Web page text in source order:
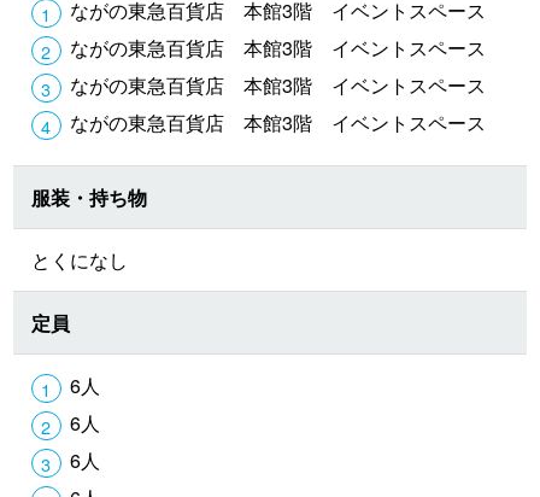
ながの東急百貨店 本館3階 イベントスペース
ながの東急百貨店 本館3階 イベントスペース
ながの東急百貨店 本館3階 イベントスペース
ながの東急百貨店 本館3階 イベントスペース
服装・持ち物
とくになし
定員
6人
6人
6人